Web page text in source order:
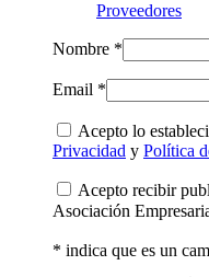
Proveedores
Nombre *
Email *
Acepto lo
Privacidad y Política
Acepto recibir
Asociación
* indica que es un